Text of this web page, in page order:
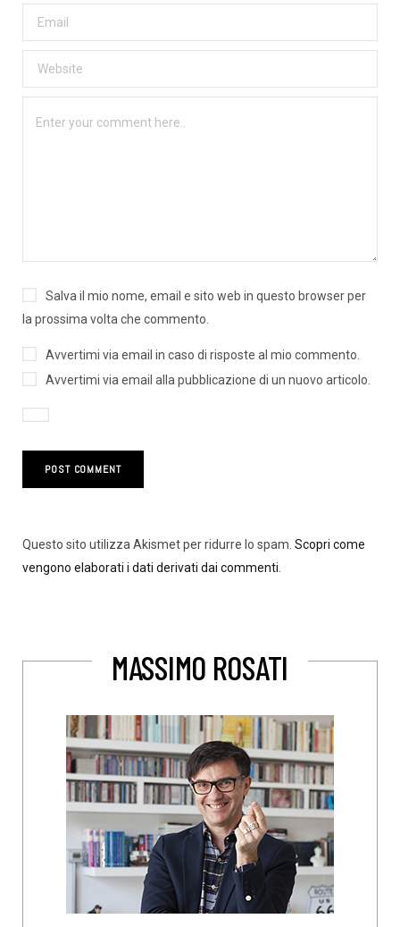
Salva il mio nome, email e sito web in questo browser per
la prossima volta che commento.
Avvertimi via email in caso di risposte al mio commento.
Avvertimi via email alla pubblicazione di un nuovo articolo.
Questo sito utilizza Akismet per ridurre lo spam. Scopri come
vengono elaborati i dati derivati dai commenti
MASSIMO ROSATI